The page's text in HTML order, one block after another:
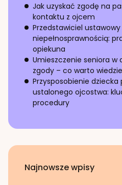
Jak uzyskać zgodę na
kontaktu z ojcem
Przedstawiciel
niepełnosprawnością:
opiekuna
Umieszczenie seniora w
zgody – co warto
Przysposobienie dziecka
ustalonego ojcostwa:
procedury
Najnowsze wpisy